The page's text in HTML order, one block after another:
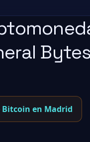
Bitcoin en Madrid